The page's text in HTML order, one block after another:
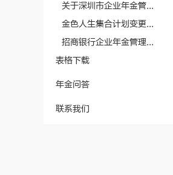
关于深圳市企业年金管...
金色人生集合计划变更...
招商银行企业年金管理...
表格下载
年金问答
联系我们